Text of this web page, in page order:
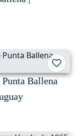
Ballena